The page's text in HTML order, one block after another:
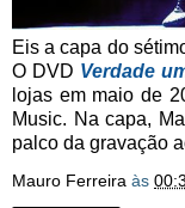
Eis a capa do
O DVD Verdade
lojas em maio de
Music. Na capa,
palco da gravação
Mauro Ferreira às